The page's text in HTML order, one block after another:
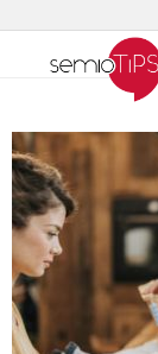
QUI SOMMES-
- Nos valeurs
- Pourquoi
- La fondatrice